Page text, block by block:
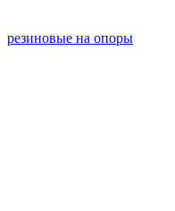
резиновые на опоры